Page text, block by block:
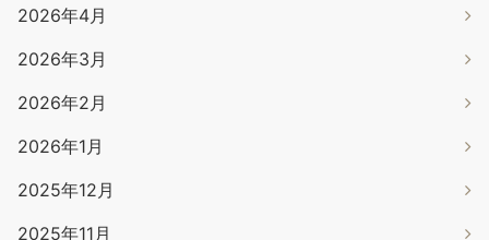
2026年4月
2026年3月
2026年2月
2026年1月
2025年12月
2025年11月